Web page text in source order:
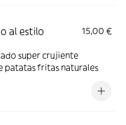
al estilo
15,00 €
super crujiente
patatas fritas naturales